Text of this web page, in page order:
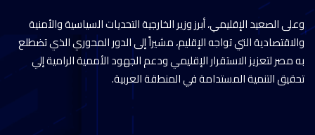
وعلى الصعيد الإقليمي، أبرز وزير الخارجية التحديات السياسية والأمنية
والاقتصادية التي تواجه الإقليم، مشيراً إلى الدور المحوري الذي تضطلع
به مصر لتعزيز الاستقرار الإقليمي ودعم الجهود الأممية الرامية إلي
تحقيق التنمية المستدامة في المنطقة العربية.